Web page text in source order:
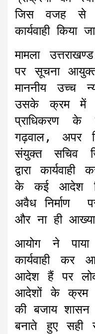
जिस वजह से
कार्यवाही किया
मामला
पर सूचना आयुक्त
माननीय उच्च
उसके क्रम में
प्राधिकरण के
गढ़वाल, अपर
संयुक्त सचिव
द्वारा
के कई आदेश
अवैध निर्माण
और ना ही
आयोग ने
कार्यवाही
आदेश हैं पर
आदेशों के क्रम
की बजाय
बनाते हुए सही